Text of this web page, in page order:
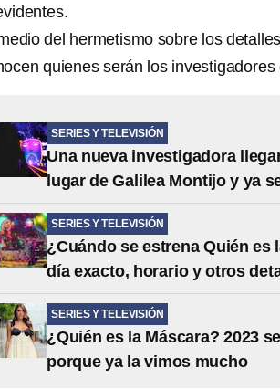
del hermetismo sobre los
quienes serán los
SERIES Y TELEVISIÓN
Una nueva investigadora
lugar de Galilea Montijo y ya
SERIES Y TELEVISIÓN
¿Cuándo se estrena Quién es
día exacto, horario y otros
SERIES Y TELEVISIÓN
¿Quién es la Máscara? 2023
porque ya la vimos mucho